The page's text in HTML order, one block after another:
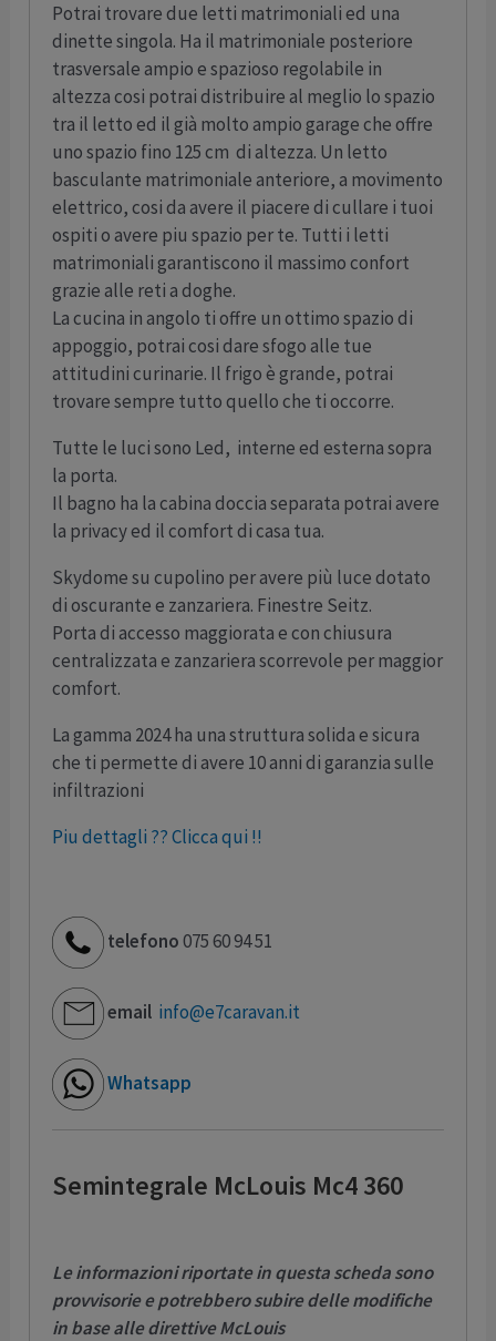
Potrai trovare due letti matrimoniali ed una
dinette singola. Ha il matrimoniale posteriore
trasversale ampio e spazioso regolabile in
altezza cosi potrai distribuire al meglio lo spazio
tra il letto ed il già molto ampio garage che offre
uno spazio fino 125 cm di altezza. Un letto
basculante matrimoniale anteriore, a movimento
elettrico, cosi da avere il piacere di cullare i tuoi
ospiti o avere piu spazio per te. Tutti i letti
matrimoniali garantiscono il massimo confort
grazie alle reti a doghe.
La cucina in angolo ti offre un ottimo spazio di
appoggio, potrai cosi dare sfogo alle tue
attitudini curinarie. Il frigo è grande, potrai
trovare sempre tutto quello che ti occorre.
Tutte le luci sono Led, interne ed esterna sopra
la porta.
Il bagno ha la cabina doccia separata potrai avere
la privacy ed il comfort di casa tua.
Skydome su cupolino per avere più luce dotato
di oscurante e zanzariera. Finestre Seitz.
Porta di accesso maggiorata e con chiusura
centralizzata e zanzariera scorrevole per maggior
comfort.
La gamma 2024 ha una struttura solida e sicura
che ti permette di avere 10 anni di garanzia sulle
infiltrazioni
Piu dettagli ?? Clicca qui !!
telefono075 60 94 51
email info@e7caravan.it
Whatsapp
Semintegrale McLouis Mc4 360
Le informazioni riportate in questa scheda sono
provvisorie e potrebbero subire delle modifiche
in base alle direttive McLouis